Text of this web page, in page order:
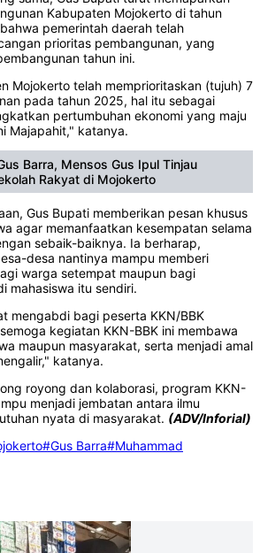
Kabupaten Mojokerto di tahun
pemerintah daerah telah
prioritas pembangunan, yang
tahun ini.
Mojokerto telah memprioritaskan (tujuh) 7
pada tahun 2025, hal itu sebagai
pertumbuhan ekonomi yang maju
Majapahit," katanya.
Barra, Mensos Gus Ipul Tinjau
Rakyat di Mojokerto
Gus Bupati memberikan pesan khusus
agar memanfaatkan kesempatan selama
sebaik-baiknya. Ia berharap,
desa nantinya mampu memberi
warga setempat maupun bagi
mahasiswa itu sendiri.
mengabdi bagi peserta KKN/BBK
kegiatan KKN-BBK ini membawa
maupun masyarakat, serta menjadi amal
katanya.
royong dan kolaborasi, program KKN-
menjadi jembatan antara ilmu
nyata di masyarakat. (ADV/Inforial)
#Gus Barra#Muhammad